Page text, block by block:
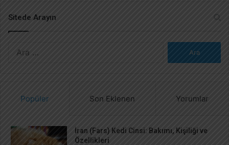
Sitede Arayın
Popüler Son Eklenen Yorumlar
İran (Fars) Kedi Cinsi: Bakımı, Kişiliği ve
Özellikleri